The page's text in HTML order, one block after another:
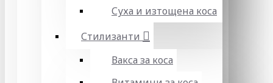
Суха и изтощена коса
Стилизанти
Вакса за коса